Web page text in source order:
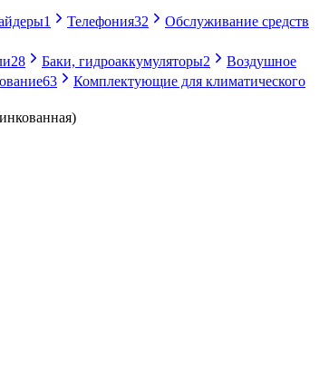
1 Телефония32
Обслуживание средств
28 Баки, гидроаккумуляторы2
Воздушное
63
Комплектующие для климатического